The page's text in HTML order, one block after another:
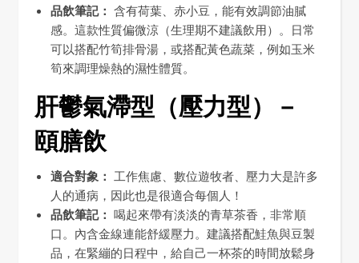
品飲筆記： 含有荷葉、赤小豆，能有效調節油膩
感。這款性質偏微涼（生理期不建議飲用）。日常
可以搭配竹筍排骨湯，或搭配黃色蔬菜，例如玉米
筍來調理燥熱的濕性體質。
肝鬱氣滯型（壓力型）－
頤膳飲
適合對象： 工作焦慮、數位遊牧者、壓力大是許多
人的通病，因此也是很適合每個人！
品飲筆記： 喝起來帶有淡淡的青草茶香，非常順
口。內含金線連能舒緩壓力。建議搭配鮭魚與豆製
品，在緊繃的日程中，給自己一杯茶的時間放鬆身